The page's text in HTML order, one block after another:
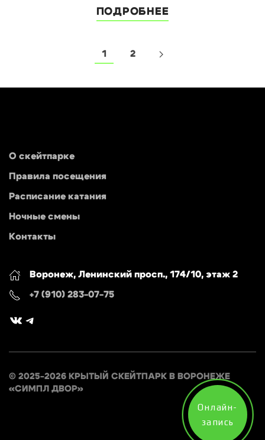
ПОДРОБНЕЕ
1 2
О скейтпарке
Правила посещения
Расписание катания
Ночные смены
Контакты
Воронеж, Ленинский просп., 174/10, этаж 2
+7 (910) 283-07-75
ВКонтакте
Telegram
© 2025-2026 КРЫТЫЙ СКЕЙТПАРК В ВОРОНЕЖЕ
«СИМПЛ ДВОР»
Онлайн-
запись